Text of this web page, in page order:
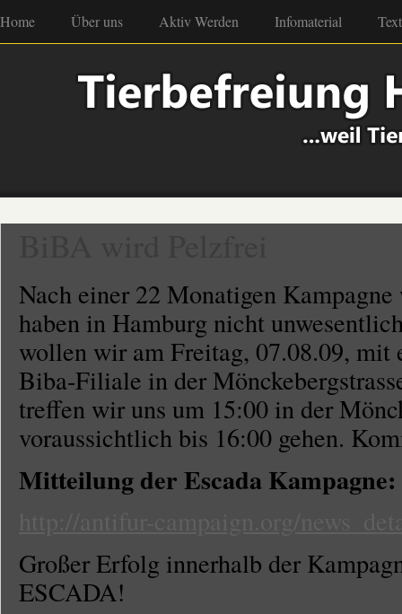
Home Über uns Aktiv Werden Infomaterial
Nach einer 22 Monatigen
haben in Hamburg nicht
wollen wir am Freitag, 07.08.09, mit
Biba-Filiale in der
treffen wir uns um 15:00 in der
voraussichtlich bis 16:00 gehen.
Mitteilung der Escada Kampagne:
Großer Erfolg innerhalb der
ESCADA!